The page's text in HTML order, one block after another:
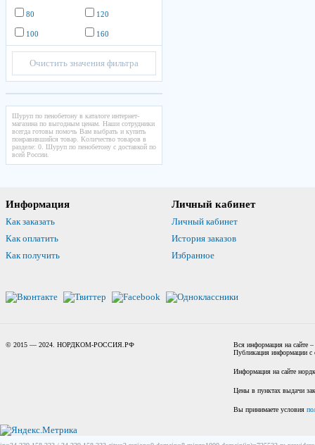
80
100
120
160
Очистить значения фильтра
Шуруп по пенобетону в каталоге интернет-
магазина по выгодным ценам. Наши сотрудники
всегда готовы помочь Вам выбрать и купить
понравившийся товар. Количество товаров в
разделе: 0. Шуруп по пенобетону с доставкой по
всей России.
Информация
Как заказать
Как оплатить
Как получить
Личный кабинет
Личный кабинет
История заказов
Избранное
© 2015 — 2024. НОРДКОМ-РОССИЯ.РФ
Вся информация на сайте –
Публикация информации с
Информация на сайте
Цены в пунктах выдачи
Вы принимаете условия